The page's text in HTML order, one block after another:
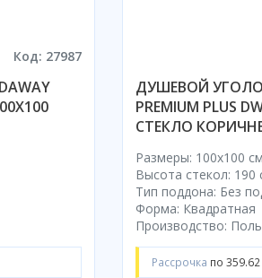
Код: 27987
ДУШЕВОЙ
PREMIUM PLUS
СТЕКЛО
Размеры: 100x100 cм
Высота стекол: 190
Тип поддона: Без
Форма: Квадратная
Производство:
Рассрочка по